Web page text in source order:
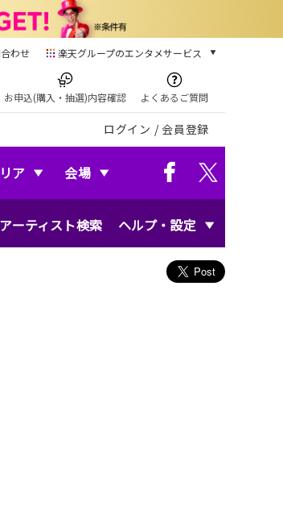
わせ 楽天グループのエンタメサービス
本/ゲーム/CD/DVD
楽天ブックス
電子書籍
楽天Kobo
音楽配信
お申込(購入・抽選)内容確認 よくあるご質問
ログイン / 会員登録
ア 会場
アーティスト検索 ヘルプ・設定